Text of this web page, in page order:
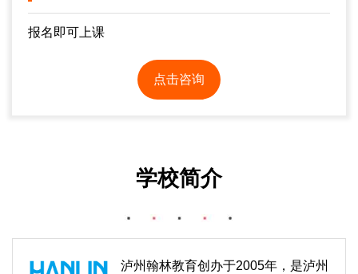
报名即可上课
点击咨询
学校简介
泸州翰林教育创办于2005年，是泸州